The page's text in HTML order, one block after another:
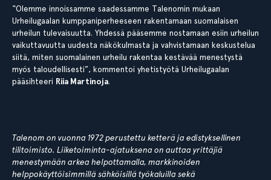
“Olemme innoissamme saadessamme Talenomin mukaan
Urheilugaalan kumppaniperheeseen rakentamaan suomalaisen
urheilun tulevaisuutta. Yhdessä pääsemme nostamaan esiin urheilun
vaikuttavuutta uudesta näkökulmasta ja vahvistamaan keskustelua
siitä, miten suomalainen urheilu rakentaa kestävää menestystä
myös taloudellisesti”, kommentoi yhetistyötä Urheilugaalan
pääsihteeri Riia Martinoja.
Talenom on vuonna 1972 perustettu ketterä ja edistyksellinen
tilitoimisto. Liiketoiminta-ajatuksena on auttaa yrittäjiä
menestymään arkea helpottamalla, markkinoiden
helppokäyttöisimmillä sähköisillä työkaluilla sekä